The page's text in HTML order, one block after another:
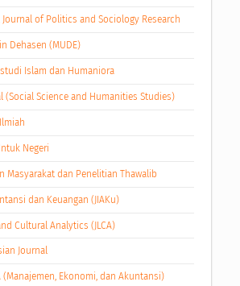
of Politics and Sociology Research
Dehasen (MUDE)
studi Islam dan Humaniora
(Social Science and Humanities Studies)
Negeri
Masyarakat dan Penelitian Thawalib
dan Keuangan (JIAKu)
Cultural Analytics (JLCA)
Journal
(Manajemen, Ekonomi, dan Akuntansi)